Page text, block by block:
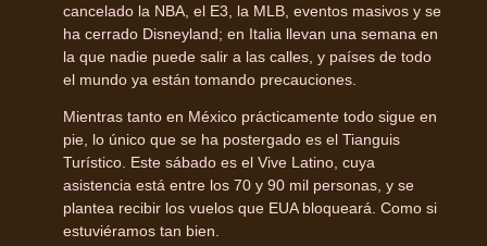
cancelado la NBA, el E3, la MLB, eventos masivos y se
ha cerrado Disneyland; en Italia llevan una semana en
la que nadie puede salir a las calles, y países de todo
el mundo ya están tomando precauciones.
Mientras tanto en México prácticamente todo sigue en
pie, lo único que se ha postergado es el Tianguis
Turístico. Este sábado es el Vive Latino, cuya
asistencia está entre los 70 y 90 mil personas, y se
plantea recibir los vuelos que EUA bloqueará. Como si
estuviéramos tan bien.